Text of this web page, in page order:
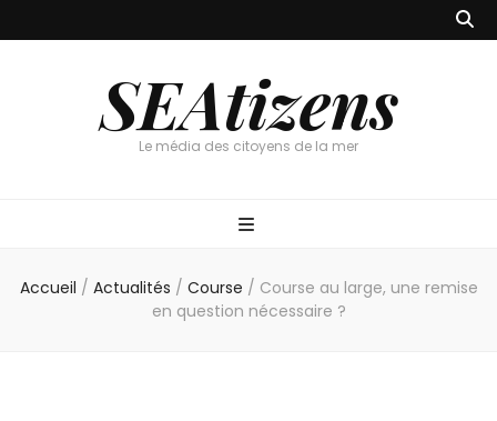
SEAtizens
Le média des citoyens de la mer
Accueil / Actualités / Course / Course au large, une remise
en question nécessaire ?